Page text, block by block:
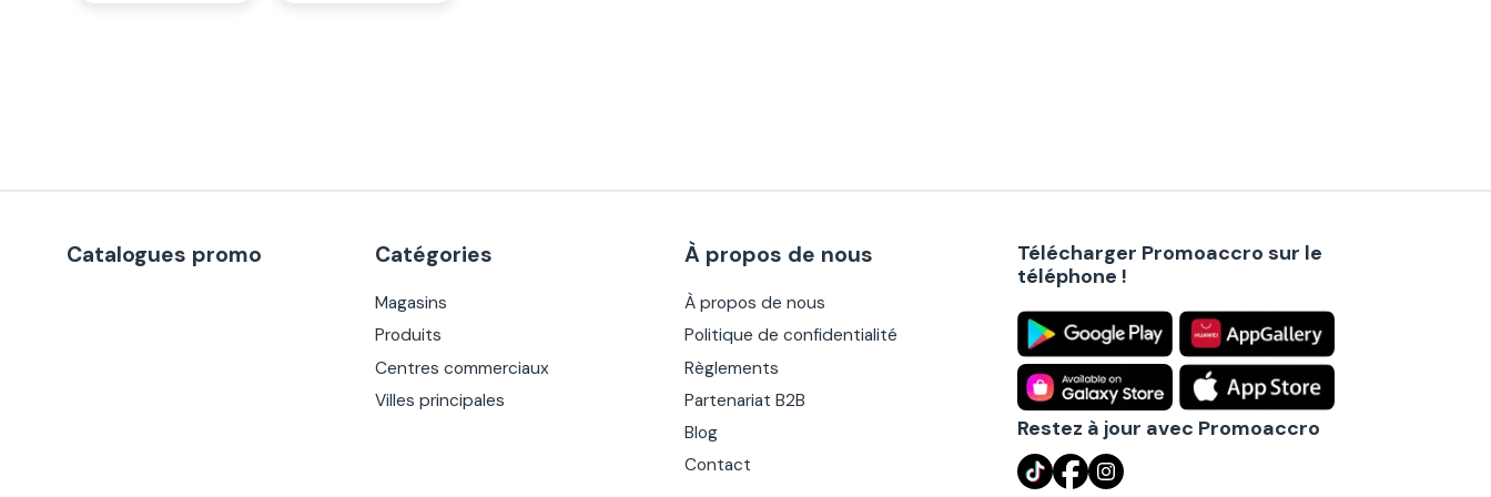
Catalogues promo Catégories
Magasins
Produits
Centres commerciaux
Villes principales
À propos de nous
À propos de nous
Politique de confidentialité
Règlements
Partenariat B2B
Blog
Contact
Télécharger Promoaccro sur le
téléphone !
Restez à jour avec Promoaccro